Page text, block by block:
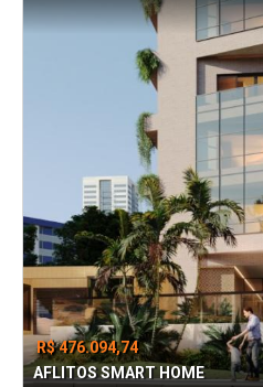
R$ 476.094,74
AFLITOS SMART HOME